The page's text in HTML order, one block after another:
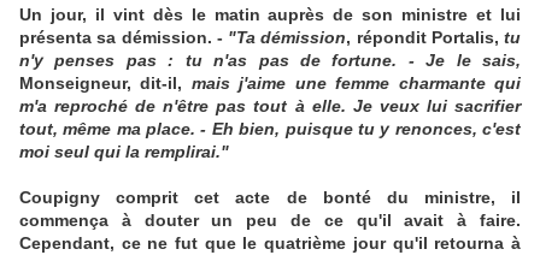
Un jour, il vint dès le matin auprès de son ministre et lui
présenta sa démission. - "Ta démission, répondit Portalis, tu
n'y penses pas : tu n'as pas de fortune. - Je le sais,
Monseigneur, dit-il, mais j'aime une femme charmante qui
m'a reproché de n'être pas tout à elle. Je veux lui sacrifier
tout, même ma place. - Eh bien, puisque tu y renonces, c'est
moi seul qui la remplirai."
Coupigny comprit cet acte de bonté du ministre, il
commença à douter un peu de ce qu'il avait à faire.
Cependant, ce ne fut que le quatrième jour qu'il retourna à